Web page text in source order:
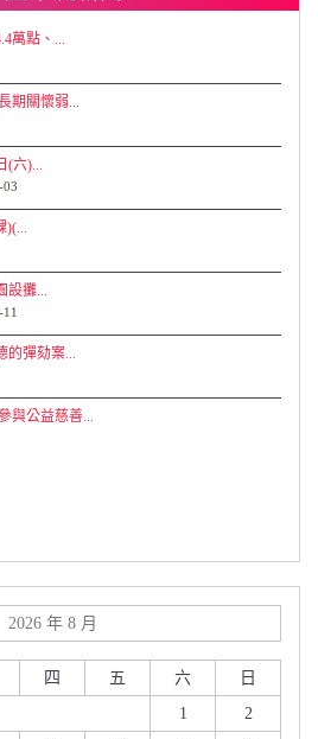
萬點、...
期關懷弱...
(六)...
03
)(...
設攤...
的彈劾案...
與公益慈善...
2026 年 8 月
四 五 六
日
1
2